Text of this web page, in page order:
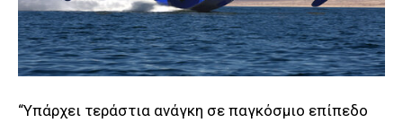
“Υπάρχει τεράστια ανάγκη σε παγκόσμιο επίπεδο